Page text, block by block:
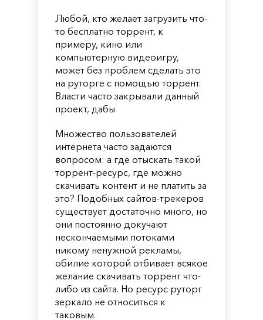
Любой, кто желает загрузить что-
то бесплатно торрент, к
примеру, кино или
компьютерную видеоигру,
может без проблем сделать это
на руторге с помощью торрент.
Власти часто закрывали данный
проект, дабы
Множество пользователей
интернета часто задаются
вопросом: а где отыскать такой
торрент-ресурс, где можно
скачивать контент и не платить за
это? Подобных сайтов-трекеров
существует достаточно много, но
они постоянно докучают
нескончаемыми потоками
никому ненужной рекламы,
обилие которой отбивает всякое
желание скачивать торрент что-
либо из сайта. Но ресурс руторг
зеркало не относиться к
таковым.